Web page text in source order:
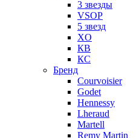
3 звезды
VSOP
5 звезд
XO
КВ
КС
Бренд
Courvoisier
Godet
Hennessy
Lheraud
Martell
Remy Martin